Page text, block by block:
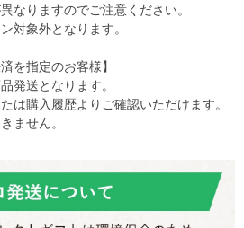
なりますのでご注意ください。
対象外となります。
を指定のお客様】
発送となります。
は購入履歴よりご確認いただけます。
ません。